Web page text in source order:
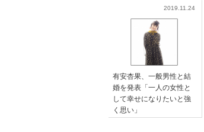
2019.11.24
有安杏果、一般男性と結
婚を発表「一人の女性と
して幸せになりたいと強
く思い」